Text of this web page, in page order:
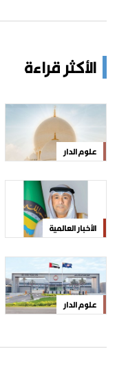
الأكثر قراءة
علوم الدار
الأخبار العالمية
علوم الدار